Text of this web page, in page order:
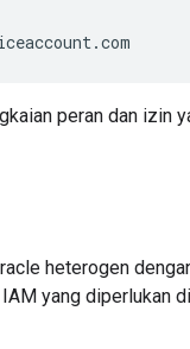
peran dan izin
heterogen
yang diperlukan